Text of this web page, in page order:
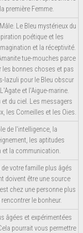
première Femme.
Le Bleu mystérieux du
poétique et les
et la réceptivité.
tue-mouches parce
les bonnes choses et pas
lazuli pour le Bleu obscur
et l'Aigue-marine.
du ciel. Les messagers
les Corneilles et les Oies.
de l'intelligence, la
les aptitudes
et la communication.
votre famille plus âgés
doivent être une source
chez une personne plus
le bonheur.
âgées et expérimentées
pourrait vous permettre